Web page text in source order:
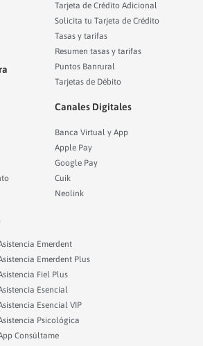
Tarjeta de Crédito Adicional
Solicita tu Tarjeta de Crédito
Tasas y tarifas
Resumen tasas y tarifas
Puntos Banrural
Tarjetas de Débito
Canales Digitales
Banca Virtual y App
Apple Pay
Google Pay
Cuik
Neolink
Emerdent
Emerdent Plus
Fiel Plus
Esencial
Esencial VIP
Psicológica
Consúltame